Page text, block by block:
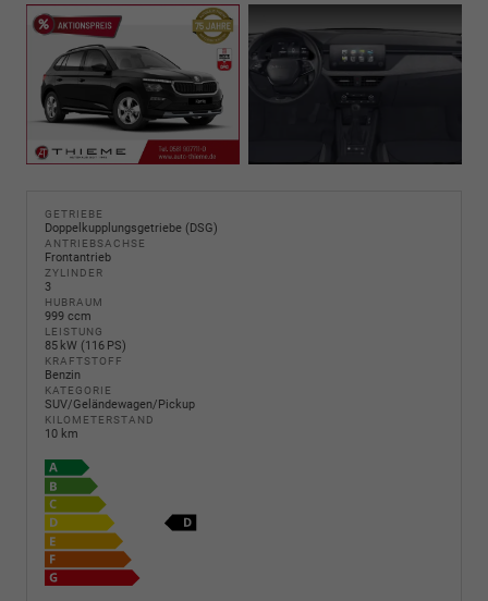
GETRIEBE
Doppelkupplungsgetriebe (DSG)
ANTRIEBSACHSE
Frontantrieb
ZYLINDER
3
HUBRAUM
999 ccm
LEISTUNG
85 kW (116 PS)
KRAFTSTOFF
Benzin
KATEGORIE
SUV/Geländewagen/Pickup
KILOMETERSTAND
10 km